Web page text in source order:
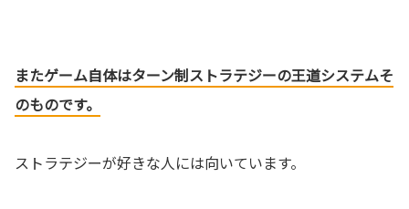
またゲーム自体はターン制ストラテジーの王道システムそ
のものです。
ストラテジーが好きな人には向いています。